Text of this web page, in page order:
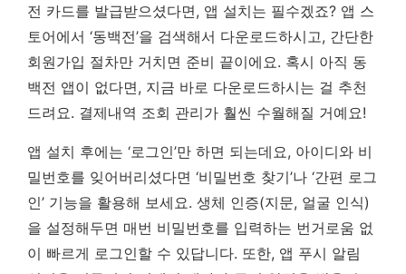
전 카드를 발급받으셨다면, 앱 설치는 필수겠죠? 앱 스
토어에서 ‘동백전’을 검색해서 다운로드하시고, 간단한
회원가입 절차만 거치면 준비 끝이에요. 혹시 아직 동
백전 앱이 없다면, 지금 바로 다운로드하시는 걸 추천
드려요. 결제내역 조회 관리가 훨씬 수월해질 거예요!
앱 설치 후에는 ‘로그인’만 하면 되는데요, 아이디와 비
밀번호를 잊어버리셨다면 ‘비밀번호 찾기’나 ‘간편 로그
인’ 기능을 활용해 보세요. 생체 인증(지문, 얼굴 인식)
을 설정해두면 매번 비밀번호를 입력하는 번거로움 없
이 빠르게 로그인할 수 있답니다. 또한, 앱 푸시 알림